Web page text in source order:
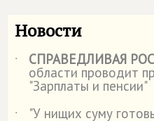
Новости
˙ СПРАВЕДЛИВАЯ
области проводит
"Зарплаты и пенсии"
˙
"У нищих суму